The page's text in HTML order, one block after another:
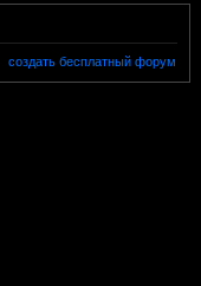
создать бесплатный форум